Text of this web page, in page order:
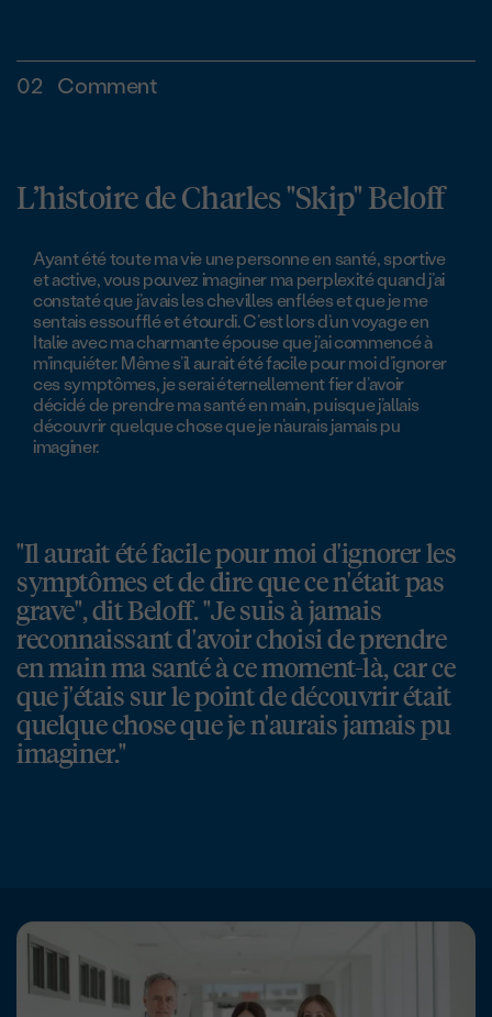
02 Comment
L’histoire de Charles "Skip" Beloff
Ayant été toute ma vie une personne en santé, sportive
et active, vous pouvez imaginer ma perplexité quand j’ai
constaté que j’avais les chevilles enflées et que je me
sentais essoufflé et étourdi. C’est lors d’un voyage en
Italie avec ma charmante épouse que j’ai commencé à
m’inquiéter. Même s’il aurait été facile pour moi d’ignorer
ces symptômes, je serai éternellement fier d’avoir
décidé de prendre ma santé en main, puisque j’allais
découvrir quelque chose que je n’aurais jamais pu
imaginer.
"Il aurait été facile pour moi d'ignorer les
symptômes et de dire que ce n'était pas
grave", dit Beloff. "Je suis à jamais
reconnaissant d'avoir choisi de prendre
en main ma santé à ce moment-là, car ce
que j'étais sur le point de découvrir était
quelque chose que je n'aurais jamais pu
imaginer."